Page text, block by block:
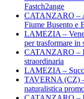
Fastch2ange
CATANZARO –
Fiume Busento e
LAMEZIA –
per trasformare in
CATANZARO –
straordinaria
LAMEZIA –
TAVERNA (CZ)
naturalistica